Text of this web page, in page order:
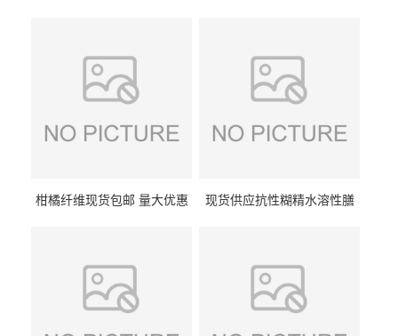
柑橘纤维现货包邮 量大优惠
现货供应抗性糊精水溶性膳